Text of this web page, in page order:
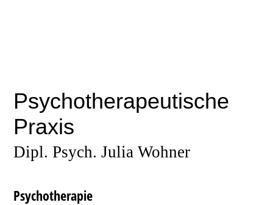
Psychotherapeutische
Praxis
Dipl. Psych. Julia Wohner
Psychotherapie